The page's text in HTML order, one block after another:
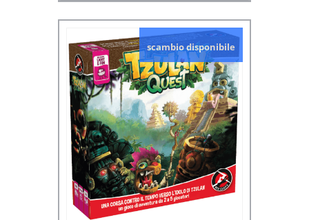
scambio disponibile